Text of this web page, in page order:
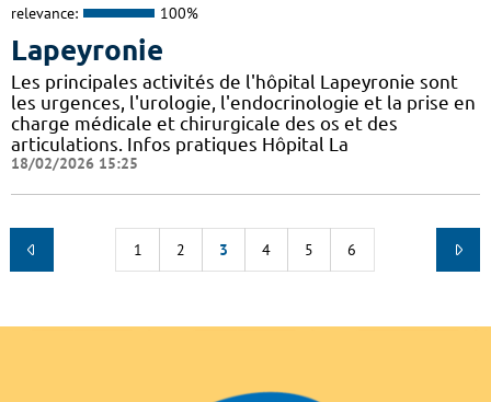
relevance: 100%
Lapeyronie
Les principales activités de l'hôpital Lapeyronie sont
les urgences, l'urologie, l'endocrinologie et la prise en
charge médicale et chirurgicale des os et des
articulations. Infos pratiques Hôpital La
18/02/2026 15:25
1 2 3 4 5 6